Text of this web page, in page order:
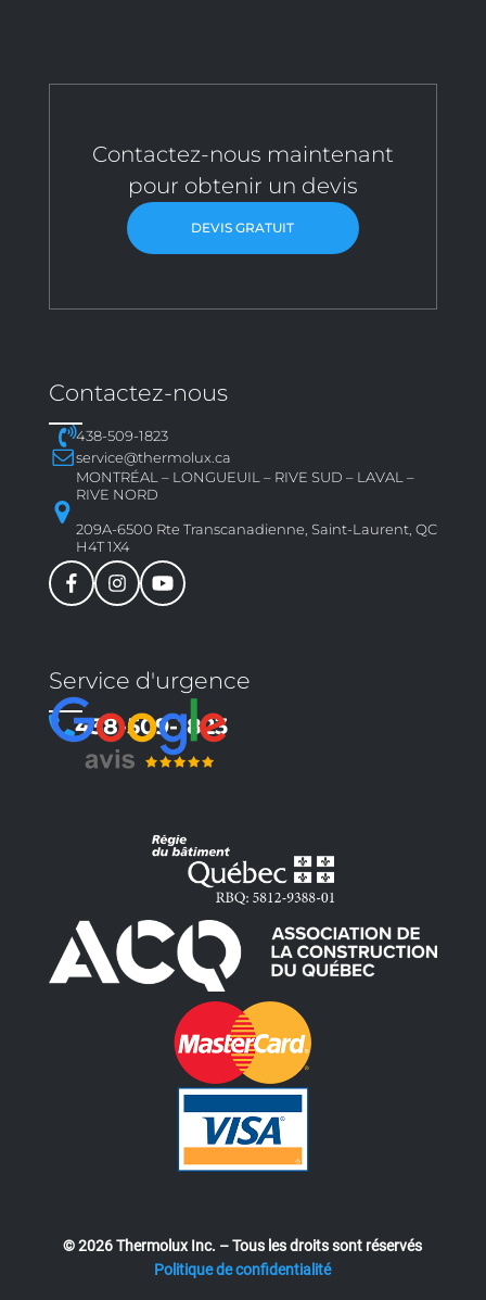
Contactez-nous maintenant
pour obtenir un devis
DEVIS GRATUIT
Contactez-nous
438-509-1823
service@thermolux.ca
MONTRÉAL – LONGUEUIL – RIVE SUD – LAVAL –
RIVE NORD
209A-6500 Rte Transcanadienne, Saint-Laurent, QC
H4T 1X4
Service d'urgence
438-509-1823
© 2026 Thermolux Inc. – Tous les droits sont réservés
Politique de confidentialité